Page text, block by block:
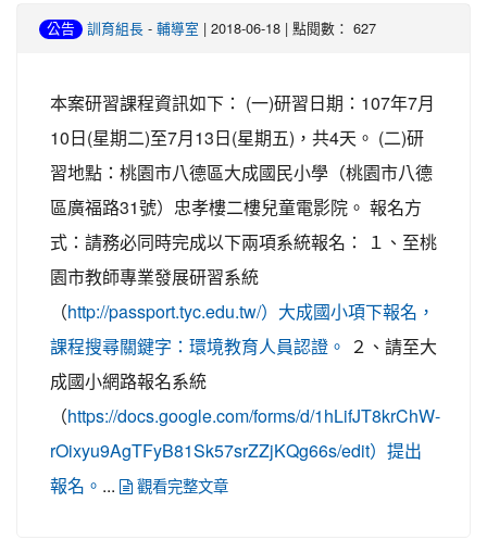
公告 訓育組長 - 輔導室 | 2018-06-18 | 點閱數： 627
本案研習課程資訊如下： (一)研習日期：107年7月
10日(星期二)至7月13日(星期五)，共4天。 (二)研
習地點：桃園市八德區大成國民小學（桃園市八德
區廣福路31號）忠孝樓二樓兒童電影院。 報名方
式：請務必同時完成以下兩項系統報名： １、至桃
園市教師專業發展研習系統
（http://passport.tyc.edu.tw/）大成國小項下報名，
課程搜尋關鍵字：環境教育人員認證。
２、請至大
成國小網路報名系統
（https://docs.google.com/forms/d/1hLifJT8krChW-
rOixyu9AgTFyB81Sk57srZZjKQg66s/edit）提出
報名。 ... 觀看完整文章